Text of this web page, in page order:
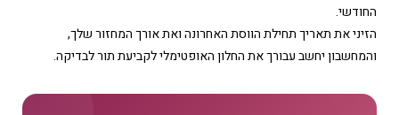
החודשי.
הזיני את תאריך תחילת הווסת האחרונה ואת אורך המחזור שלך,
והמחשבון יחשב עבורך את החלון האופטימלי לקביעת תור לבדיקה.